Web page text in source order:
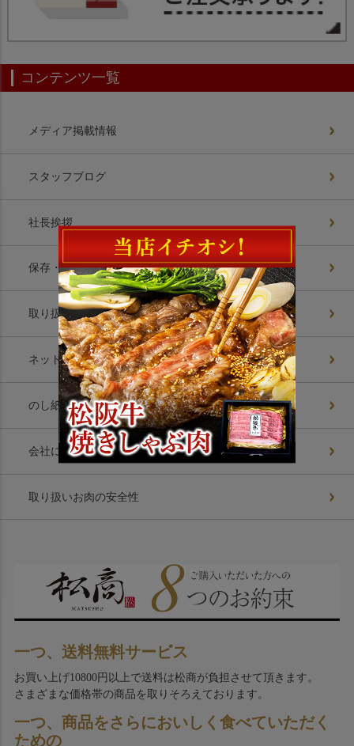
コンテンツ一覧
メディア掲載情報
スタッフブログ
社長挨拶
保存・解凍方法
取り扱いお肉美味の理由
ネットショップ8つの約束
のし紙基礎知識
会社について
取り扱いお肉の安全性
一つ、送料無料サービス
お買い上げ10800円以上で送料は松商が負担させて頂きます。
さまざまな価格帯の商品を取りそろえております。
一つ、商品をさらにおいしく食べていただく
ための